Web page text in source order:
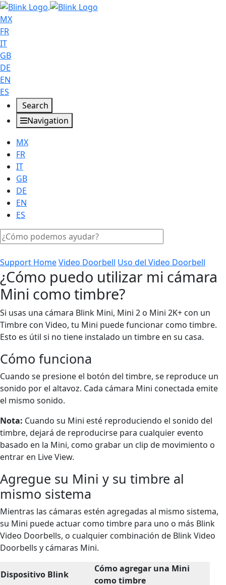
MX
FR
IT
GB
DE
EN
ES
Search
Navigation
MX
FR
IT
GB
DE
EN
ES
Support HomeVideo Doorbell Uso del Video Doorbell
¿Cómo puedo utilizar mi cámara
Mini como timbre?
Si usas una cámara Blink Mini, Mini 2 o Mini 2K+ con un
Timbre con Video, tu Mini puede funcionar como timbre.
Esto es útil si no tiene instalado un timbre en su casa.
Cómo funciona
Cuando se presione el botón del timbre, se reproduce un
sonido por el altavoz. Cada cámara Mini conectada emite
el mismo sonido.
Nota: Cuando su Mini esté reproduciendo el sonido del
timbre, dejará de reproducirse para cualquier evento
basado en la Mini, como grabar un clip de movimiento o
entrar en Live View.
Agregue su Mini y su timbre al
mismo sistema
Mientras las cámaras estén agregadas al mismo sistema,
su Mini puede actuar como timbre para uno o más Blink
Video Doorbells, o cualquier combinación de Blink Video
Doorbells y cámaras Mini.
Dispositivo Blink
Cómo agregar una Mini
como timbre